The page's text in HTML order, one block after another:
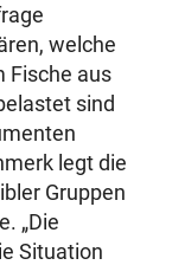
welche
Fische aus
sind
legt die
Gruppen
„Die
Situation